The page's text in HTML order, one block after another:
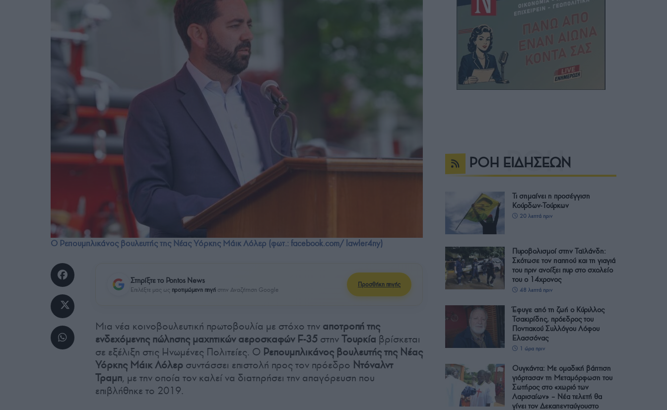
Ο Ρεπουμπλικάνος βουλευτής της Νέας Υόρκης Μάικ Λόλερ (φωτ.: facebook.com/ lawler4ny)
Στηρίξτε το Pontos News
Επιλέξτε μας ως προτιμώμενη πηγή στην Αναζήτηση Google
Προσθήκη πηγής
Μια νέα κοινοβουλευτική πρωτοβουλία με στόχο την αποτροπή της
ενδεχόμενης πώλησης μαχητικών αεροσκαφών F-35 στηνΤουρκία βρίσκεται
σε εξέλιξη στις Ηνωμένες Πολιτείες. Ο Ρεπουμπλικάνος βουλευτής της Νέας
Υόρκης Μάικ Λόλερ συντάσσει επιστολή προς τον πρόεδρο Ντόναλντ
Τραμπ, με την οποία τον καλεί να διατηρήσει την απαγόρευση που
επιβλήθηκε το 2019.
ΡΟΗ ΕΙΔΗΣΕΩΝ
Τι σημαίνει η προσέγγιση
Κούρδων-Τούρκων
20 λεπτά πριν
Πυροβολισμοί στην Ταϊλάνδη:
Σκότωσε τον παππού και τη γιαγιά
του πριν ανοίξει πυρ στο σχολείο
του ο 14χρονος
48 λεπτά πριν
Έφυγε από τη ζωή ο Κύριλλος
Τσακιρίδης, πρόεδρος του
Ποντιακού Συλλόγου Λόφου
Ελασσόνας
1 ώρα πριν
Ουγκάντα: Με ομαδική βάπτιση
γιόρτασαν τη Μεταμόρφωση του
Σωτήρος στο «χωριό των
Λαρισαίων» – Νέα τελετή θα
γίνει τον Δεκαπενταύγουστο